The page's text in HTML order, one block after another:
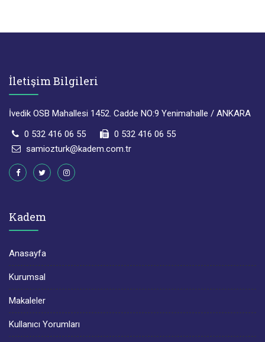
İletişim Bilgileri
İvedik OSB Mahallesi 1452. Cadde NO:9 Yenimahalle / ANKARA
0 532 416 06 55
0 532 416 06 55
samiozturk@kadem.com.tr
Kadem
Anasayfa
Kurumsal
Makaleler
Kullanıcı Yorumları